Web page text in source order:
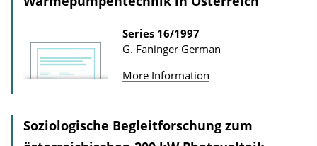
Series 16/1997
G. Faninger German
More Information
Soziologische Begleitforschung zum